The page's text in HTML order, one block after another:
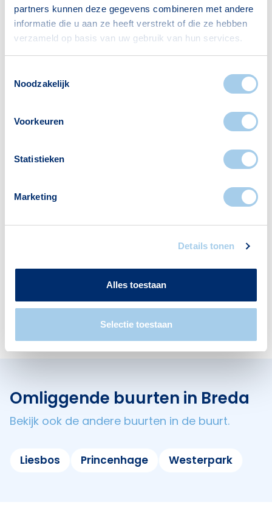
partners kunnen deze gegevens combineren met andere
informatie die u aan ze heeft verstrekt of die ze hebben
verzameld op basis van uw gebruik van hun services.
Noodzakelijk
Voorkeuren
Statistieken
Marketing
Details tonen
Alles toestaan
Selectie toestaan
Gezin met kinderen
110
Bron: CBS
Voorzieningen in Heilaar
Deze wijk heeft het allemaal voor je. Zo vind je
6
Apotheken
Omliggende buurten in Breda
Bekijk ook de andere buurten in de buurt.
Liesbos Princenhage Westerpark